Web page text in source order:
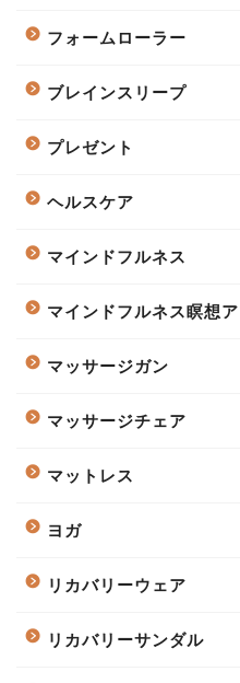
フォームローラー
ブレインスリープ
プレゼント
ヘルスケア
マインドフルネス
マインドフルネス瞑想ア
マッサージガン
マッサージチェア
マットレス
ヨガ
リカバリーウェア
リカバリーサンダル